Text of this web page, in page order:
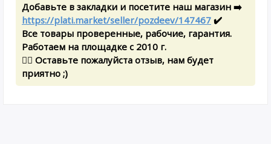
Добавьте в закладки и посетите наш магазин ➡️
https://plati.market/seller/pozdeev/147467 ✔️
Все товары проверенные, рабочие, гарантия.
Работаем на площадке с 2010 г.
✍🏻 Оставьте пожалуйста отзыв, нам будет
приятно ;)